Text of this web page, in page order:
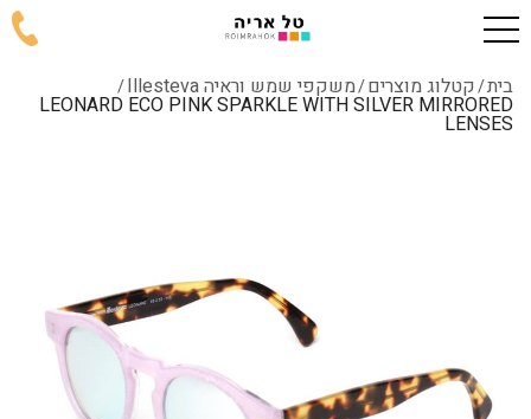
בית/קטלוג מוצרים/משקפי שמש וראיה Illesteva /
LEONARD ECO PINK SPARKLE WITH SILVER MIRRORED
LENSES